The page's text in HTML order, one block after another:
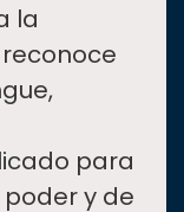
la
para
y de